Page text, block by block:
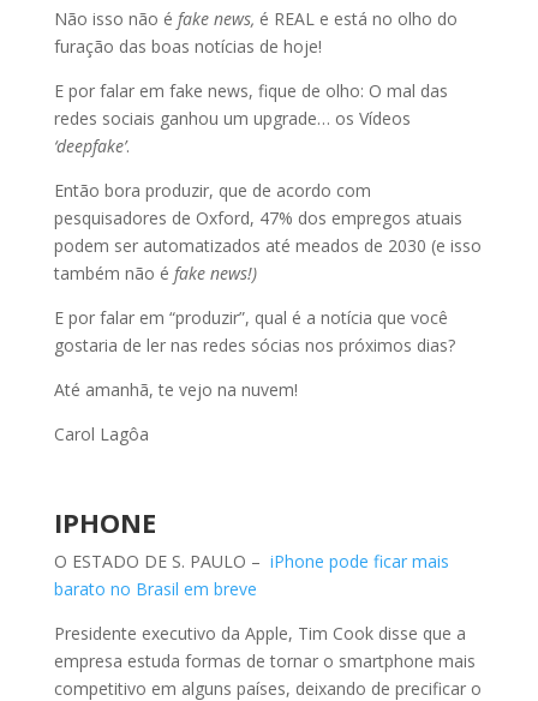
Não isso não é fake news, é REAL e está no olho do
furação das boas notícias de hoje!
E por falar em fake news, fique de olho: O mal das
redes sociais ganhou um upgrade… os Vídeos
‘deepfake’.
Então bora produzir, que de acordo com
pesquisadores de Oxford, 47% dos empregos atuais
podem ser automatizados até meados de 2030 (e isso
também não é fake news!)
E por falar em “produzir”, qual é a notícia que você
gostaria de ler nas redes sócias nos próximos dias?
Até amanhã, te vejo na nuvem!
Carol Lagôa
IPHONE
O ESTADO DE S. PAULO – iPhone pode ficar mais
barato no Brasil em breve
Presidente executivo da Apple, Tim Cook disse que a
empresa estuda formas de tornar o smartphone mais
competitivo em alguns países, deixando de precificar o